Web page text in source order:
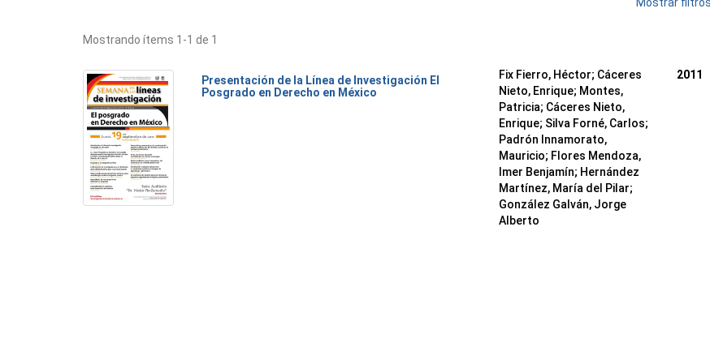
Mostrando ítems 1-1 de 1
Presentación de la Línea de Investigación El
Posgrado en Derecho en México
Fix Fierro, Héctor; Cáceres
Nieto, Enrique; Montes,
Patricia; Cáceres Nieto,
Enrique; Silva Forné, Carlos;
Padrón Innamorato,
Mauricio; Flores Mendoza,
Imer Benjamín; Hernández
Martínez, María del Pilar;
González Galván, Jorge
Alberto
2011